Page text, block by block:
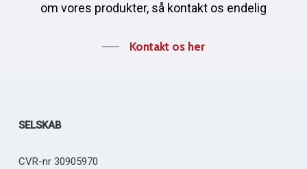
om vores produkter, så kontakt os endelig
Kontakt os her
SELSKAB
CVR-nr 30905970